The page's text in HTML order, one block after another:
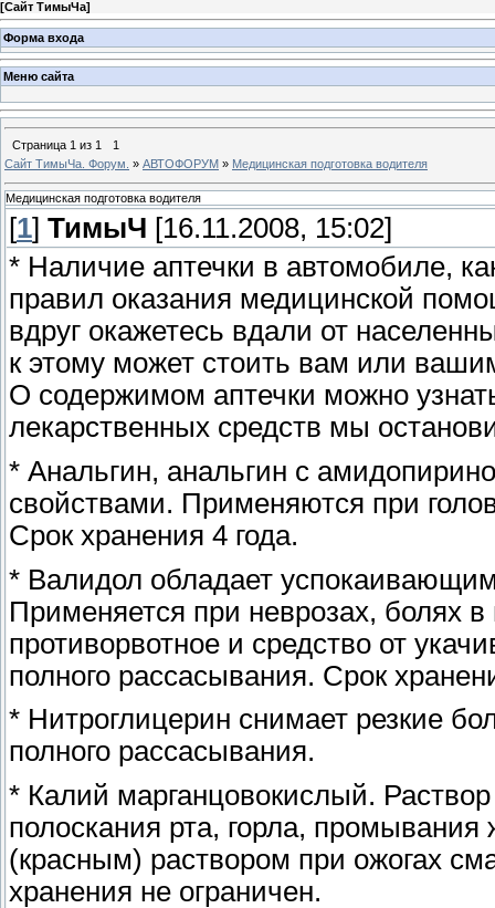
[Сайт ТимыЧа]
Форма входа
Меню сайта
Страница 1 из 1
1
Сайт ТимыЧа. Форум. » АВТОФОРУМ » Медицинская подготовка водителя
Медицинская подготовка водителя
[1] ТимыЧ [16.11.2008, 15:02]
* Наличие аптечки в автомобиле,
правил оказания медицинской
вдруг окажетесь вдали от
к этому может стоить вам или
О содержимом аптечки можно
лекарственных средств мы
* Анальгин, анальгин с
свойствами. Применяются при
Срок хранения 4 года.
* Валидол обладает
Применяется при неврозах, болях в
противорвотное и средство от
полного рассасывания. Срок
* Нитроглицерин снимает резкие
полного рассасывания.
* Калий марганцовокислый.
полоскания рта, горла,
(красным) раствором при ожогах
хранения не ограничен.